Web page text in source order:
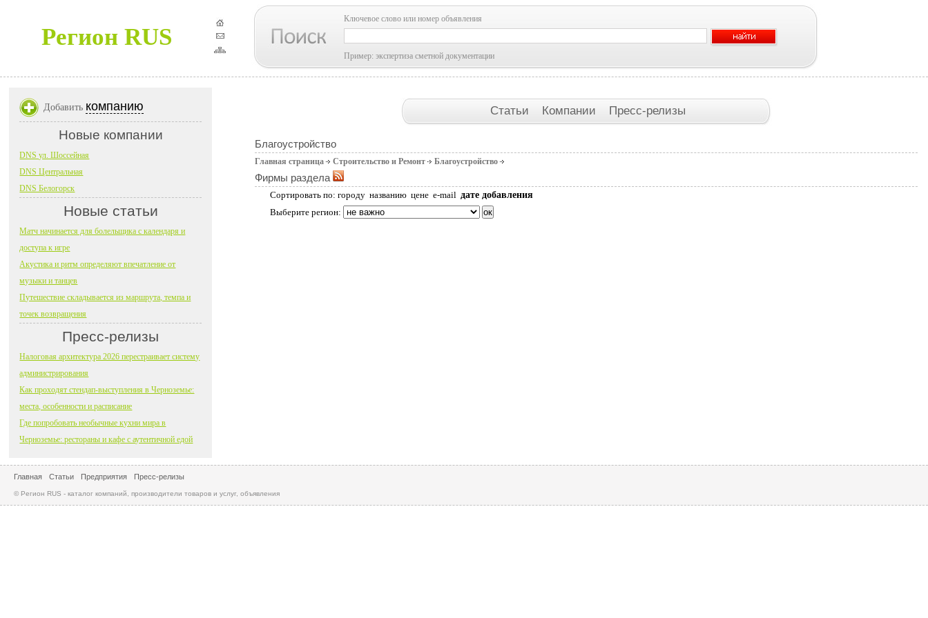
Регион RUS
Ключевое слово или номер объявления
Пример: экспертиза сметной документации
Статьи Компании Пресс-релизы
Благоустройство
Главная страница Строительство и Ремонт Благоустройство
Фирмы раздела
Сортировать по: городу названию цене e-mail дате добавления
Выберите регион:
Добавить компанию
Новые компании
DNS ул. Шоссейная
DNS Центральная
DNS Белогорск
Новые статьи
Матч начинается для болельщика с календаря и
доступа к игре
Акустика и ритм определяют впечатление от
музыки и танцев
Путешествие складывается из маршрута, темпа и
точек возвращения
Пресс-релизы
Налоговая архитектура 2026 перестраивает систему
администрирования
Как проходят стендап-выступления в Черноземье:
места, особенности и расписание
Где попробовать необычные кухни мира в
Черноземье: рестораны и кафе с аутентичной едой
Главная Статьи Предприятия Пресс-релизы
© Регион RUS - каталог компаний, производители товаров и услуг, объявления